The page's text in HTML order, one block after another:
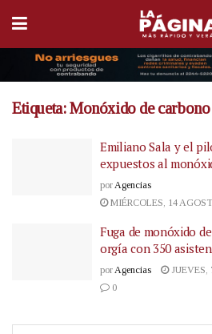
Etiqueta:Monóxido de carbono
Emiliano Sala y el
expuestos al
por Agencias
MIÉRCOLES, 14
Fuga de monóxido
orgía con 350
por Agencias
JUEVES,
0